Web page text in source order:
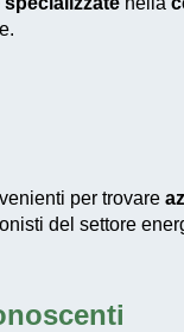
per trovare
del settore